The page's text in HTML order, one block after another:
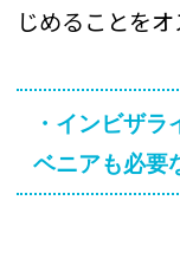
じめることを
・インビザ
ベニアも必要